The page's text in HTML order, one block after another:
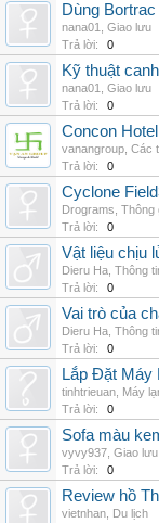
Dùng
nana01
Giao lưu
Trả lời:
0
Kỹ thuật
nana01
Giao lưu
Trả lời:
0
Concon
vanangroup Các
Trả lời:
0
Cyclone
Drograms Thông
Trả lời:
0
Vật liệu chịu
Dieru Ha Thông
Trả lời:
0
Vai trò của
Dieru Ha Thông
Trả lời:
0
Lắp Đặt Máy
tinhtrieuan Máy
Trả lời:
0
Sofa màu
vyvy937 Giao lưu
Trả lời:
0
Review hồ
vietnhan Du lịch